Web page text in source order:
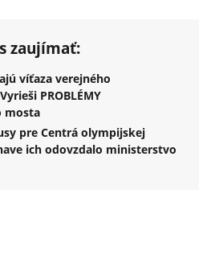
zaujímať:
víťaza verejného
PROBLÉMY
mosta
pre Centrá olympijskej
ich odovzdalo ministerstvo